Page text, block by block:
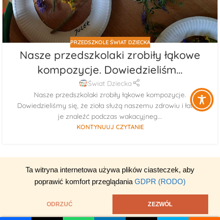
Ta witryna internetowa używa plików ciasteczek, aby
poprawić komfort przeglądania GDPR (RODO)
ODRZUĆ ZEZWÓL
PRZEDSZKOLE ŚWIAT DZIECKA
Nasze przedszkolaki zrobiły łąkowe
kompozycje. Dowiedzieliśm…
Świat Dziecka
Nasze przedszkolaki zrobiły łąkowe kompozycje.
Dowiedzieliśmy się, że zioła służą naszemu zdrowiu i łatwo
je znaleźć podczas wakacyjneg...
KONTYNUUJ CZYTANIE